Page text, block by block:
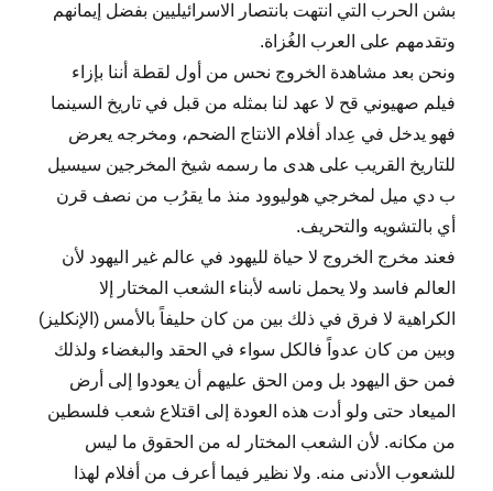
بشن الحرب التي انتهت بانتصار الاسرائيليين بفضل إيمانهم
وتقدمهم على العرب الغُزاة.
ونحن بعد مشاهدة الخروج نحس من أول لقطة أننا بإزاء
فيلم صهيوني قح لا عهد لنا بمثله من قبل في تاريخ السينما
فهو يدخل في عِداد أفلام الانتاج الضحم، ومخرجه يعرض
للتاريخ القريب على هدى ما رسمه شيخ المخرجين سيسيل
ب دي ميل لمخرجي هوليوود منذ ما يقرُب من نصف قرن
أي بالتشويه والتحريف.
فعند مخرج الخروج لا حياة لليهود في عالم غير اليهود لأن
العالم فاسد ولا يحمل ناسه لأبناء الشعب المختار إلا
الكراهية لا فرق في ذلك بين من كان حليفاً بالأمس (الإنكليز)
وبين من كان عدواً فالكل سواء في الحقد والبغضاء ولذلك
فمن حق اليهود بل ومن الحق عليهم أن يعودوا إلى أرض
الميعاد حتى ولو أدت هذه العودة إلى اقتلاع شعب فلسطين
من مكانه. لأن الشعب المختار له من الحقوق ما ليس
للشعوب الأدنى منه. ولا نظير فيما أعرف من أفلام لهذا